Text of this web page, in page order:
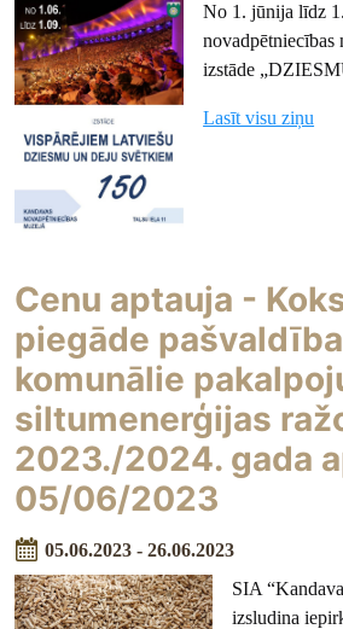
No 1. jūnija līdz
novadpētniecības
izstāde
Lasīt visu ziņu
Cenu aptauja -
piegāde
komunālie
siltumenerģijas
2023./2024. gada
05/06/2023
05.06.2023 - 26.06.2023
SIA
izsludina